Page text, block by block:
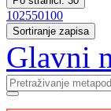
102550100
Sortiranje zapisa
Glavni